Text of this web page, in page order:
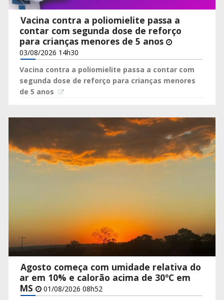
Vacina contra a poliomielite passa a
contar com segunda dose de reforço
para crianças menores de 5 anos
03/08/2026 14h30
Vacina contra a poliomielite passa a contar com
segunda dose de reforço para crianças menores
de 5 anos
Agosto começa com umidade relativa do
ar em 10% e calorão acima de 30ºC em
MS
01/08/2026 08h52